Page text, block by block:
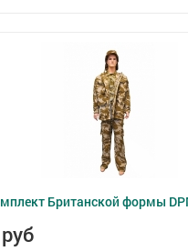
Британской формы